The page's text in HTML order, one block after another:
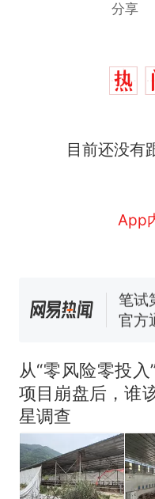
分享
目前还没有
App
热
么？
协会
男子
窝
来源
笔试
官方
因老
人生
从“零风险零投
项目崩盘后，谁
星调查